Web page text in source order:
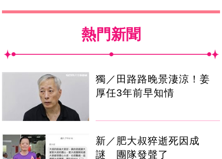
熱門新聞
獨／田路路晚景淒涼！姜
厚任3年前早知情
新／肥大叔猝逝死因成
謎 團隊發聲了